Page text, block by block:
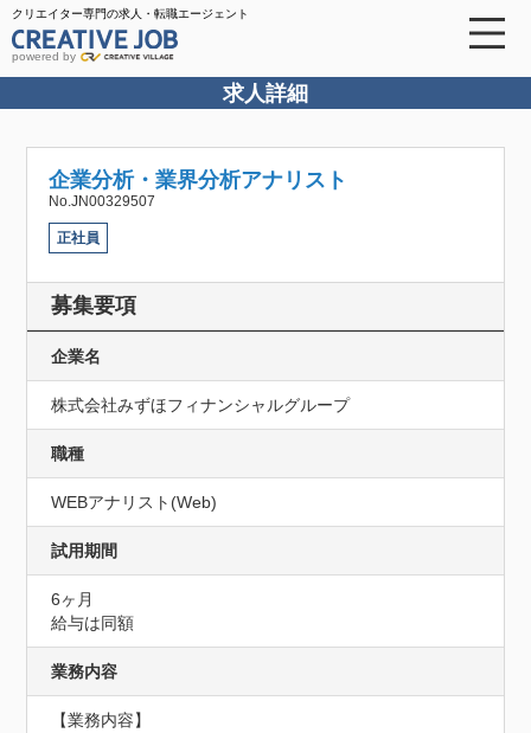
クリエイター専門の求人・転職エージェント
powered by
求人詳細
企業分析・業界分析アナリスト
No.JN00329507
正社員
募集要項
企業名
株式会社みずほフィナンシャルグループ
職種
WEBアナリスト(Web)
試用期間
6ヶ月
給与は同額
業務内容
【業務内容】